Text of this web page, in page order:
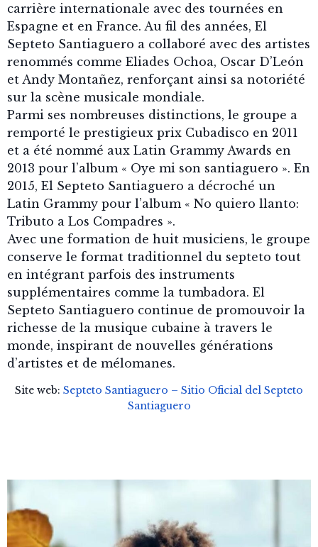
carrière internationale avec des tournées en
Espagne et en France. Au fil des années, El
Septeto Santiaguero a collaboré avec des artistes
renommés comme Eliades Ochoa, Oscar D’León
et Andy Montañez, renforçant ainsi sa notoriété
sur la scène musicale mondiale.
Parmi ses nombreuses distinctions, le groupe a
remporté le prestigieux prix Cubadisco en 2011
et a été nommé aux Latin Grammy Awards en
2013 pour l’album « Oye mi son santiaguero ». En
2015, El Septeto Santiaguero a décroché un
Latin Grammy pour l’album « No quiero llanto:
Tributo a Los Compadres ».
Avec une formation de huit musiciens, le groupe
conserve le format traditionnel du septeto tout
en intégrant parfois des instruments
supplémentaires comme la tumbadora. El
Septeto Santiaguero continue de promouvoir la
richesse de la musique cubaine à travers le
monde, inspirant de nouvelles générations
d’artistes et de mélomanes.
Site web: Septeto Santiaguero – Sitio Oficial del Septeto
Santiaguero